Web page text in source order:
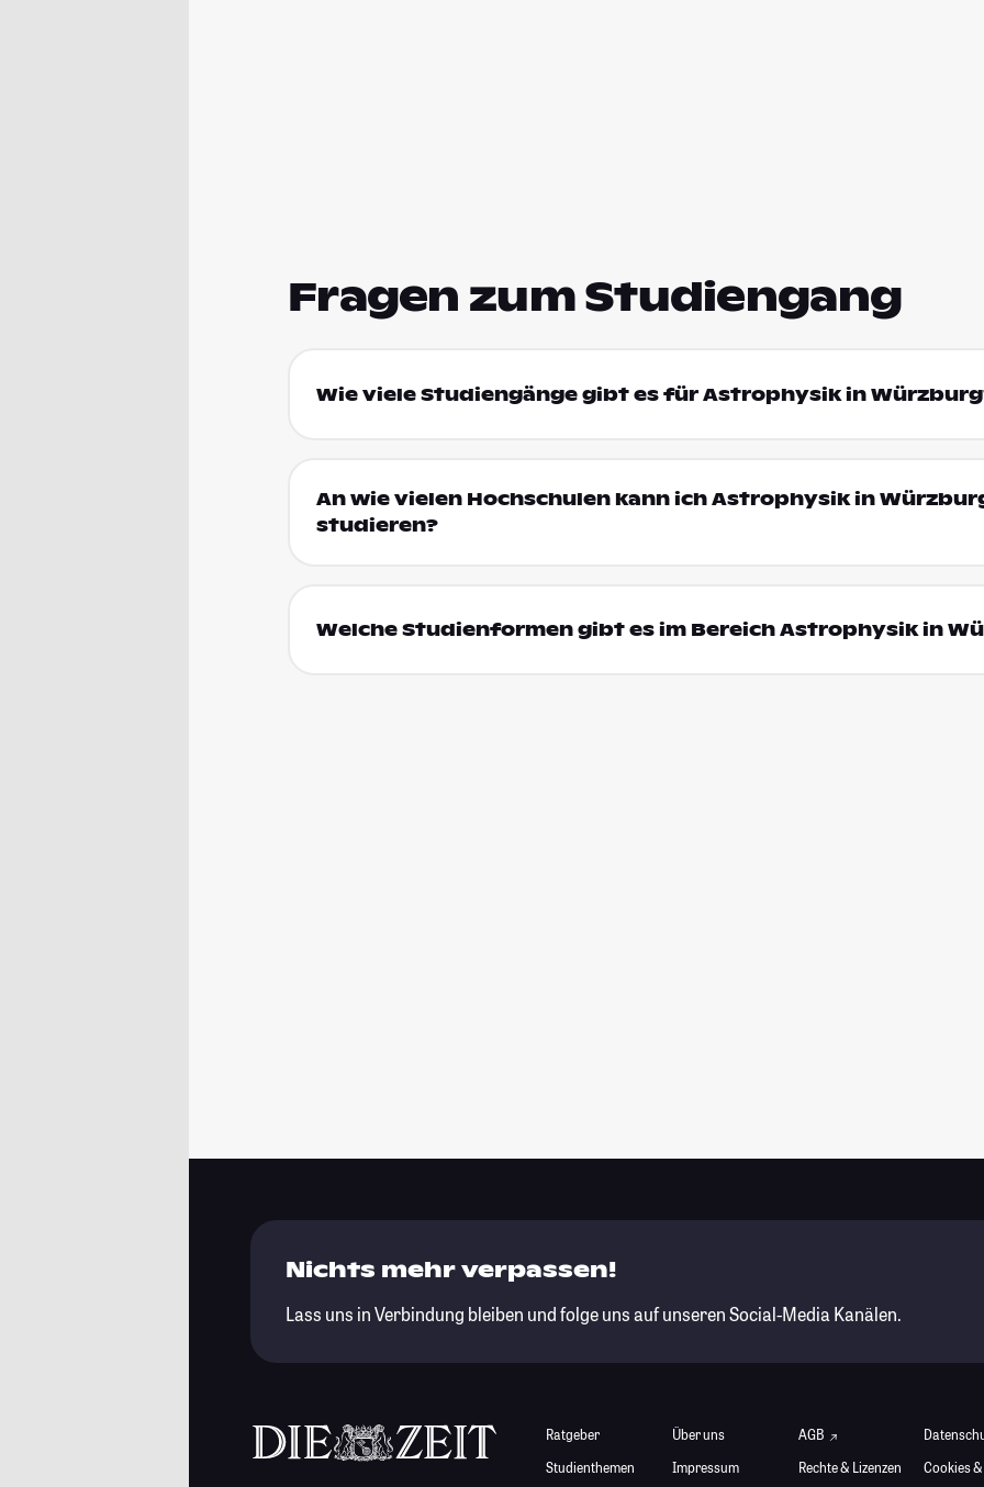
Fragen zum Studiengang
Wie viele Studiengänge gibt es für Astrophysik in
An wie vielen Hochschulen kann ich Astrophysik in
studieren?
Welche Studienformen gibt es im Bereich Astrophysik in
Nichts mehr verpassen!
Lass uns in Verbindung bleiben und folge uns auf unseren Social-Media Kanälen.
Ratgeber
Studienthemen
Über uns
Impressum
AGB
Rechte & Lizenzen
Cookies